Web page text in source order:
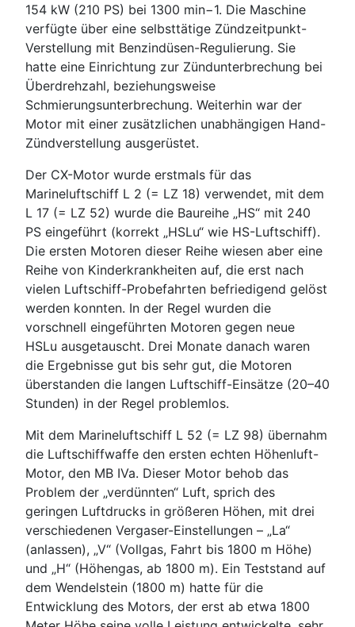
154 kW (210 PS) bei 1300 min−1. Die Maschine
verfügte über eine selbsttätige Zündzeitpunkt-
Verstellung mit Benzindüsen-Regulierung. Sie
hatte eine Einrichtung zur Zündunterbrechung bei
Überdrehzahl, beziehungsweise
Schmierungsunterbrechung. Weiterhin war der
Motor mit einer zusätzlichen unabhängigen Hand-
Zündverstellung ausgerüstet.
Der CX-Motor wurde erstmals für das
Marineluftschiff L 2 (= LZ 18) verwendet, mit dem
L 17 (= LZ 52) wurde die Baureihe „HS“ mit 240
PS eingeführt (korrekt „HSLu“ wie HS-Luftschiff).
Die ersten Motoren dieser Reihe wiesen aber eine
Reihe von Kinderkrankheiten auf, die erst nach
vielen Luftschiff-Probefahrten befriedigend gelöst
werden konnten. In der Regel wurden die
vorschnell eingeführten Motoren gegen neue
HSLu ausgetauscht. Drei Monate danach waren
die Ergebnisse gut bis sehr gut, die Motoren
überstanden die langen Luftschiff-Einsätze (20–40
Stunden) in der Regel problemlos.
Mit dem Marineluftschiff L 52 (= LZ 98) übernahm
die Luftschiffwaffe den ersten echten Höhenluft-
Motor, den MB IVa. Dieser Motor behob das
Problem der „verdünnten“ Luft, sprich des
geringen Luftdrucks in größeren Höhen, mit drei
verschiedenen Vergaser-Einstellungen – „La“
(anlassen), „V“ (Vollgas, Fahrt bis 1800 m Höhe)
und „H“ (Höhengas, ab 1800 m). Ein Teststand auf
dem Wendelstein (1800 m) hatte für die
Entwicklung des Motors, der erst ab etwa 1800